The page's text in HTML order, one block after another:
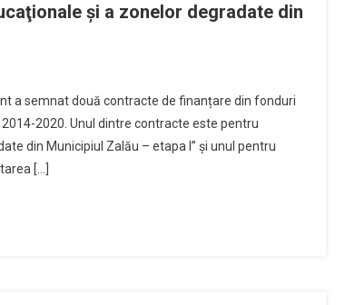
și a zonelor degradate din
a semnat două contracte de finanțare din fonduri
2020. Unul dintre contracte este pentru
din Municipiul Zalău – etapa I” și unul pentru
[…]